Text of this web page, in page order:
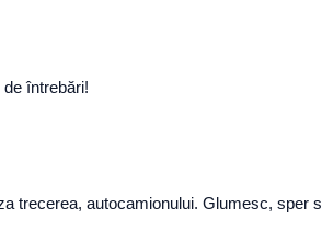
întrebări!
trecerea, autocamionului. Glumesc,